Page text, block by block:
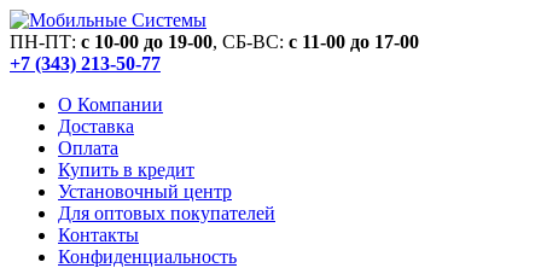
ПН-ПТ: c 10-00 до 19-00, СБ-ВС: c 11-00 до 17-00
+7 (343) 213-50-77
О Компании
Доставка
Оплата
Купить в кредит
Установочный центр
Для оптовых покупателей
Контакты
Конфиденциальность